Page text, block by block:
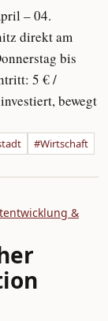
– 04.
direkt am
bis
5 € /
bewegt
#Wirtschaft
&